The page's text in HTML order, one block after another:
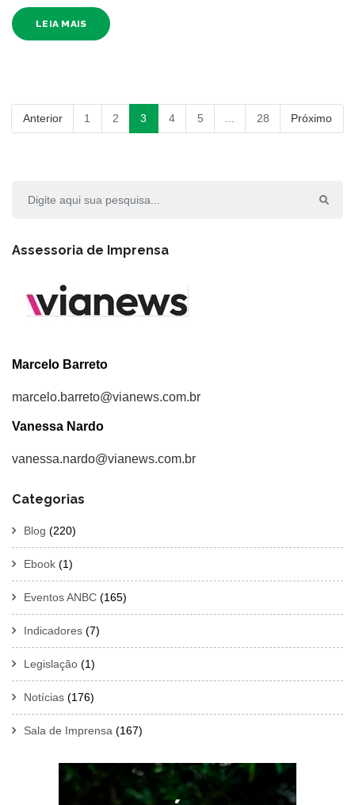
LEIA MAIS
Anterior 1 2 3 4 5 ... 28 Próximo
Assessoria de Imprensa
Marcelo Barreto
marcelo.barreto@vianews.com.br
Vanessa Nardo
vanessa.nardo@vianews.com.br
Categorias
Blog (220)
Ebook (1)
Eventos ANBC (165)
Indicadores (7)
Legislação (1)
Notícias (176)
Sala de Imprensa (167)